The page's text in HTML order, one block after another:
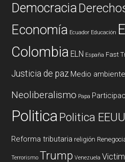
Democracia
Economía Ecuador Educación
Colombia ELN España Fast
Justicia de paz Medio ambiente
Neoliberalismo Papa
PoliticaPolitica EEUU
Reforma tributaria religión
Terrorismo Trump Venezuela